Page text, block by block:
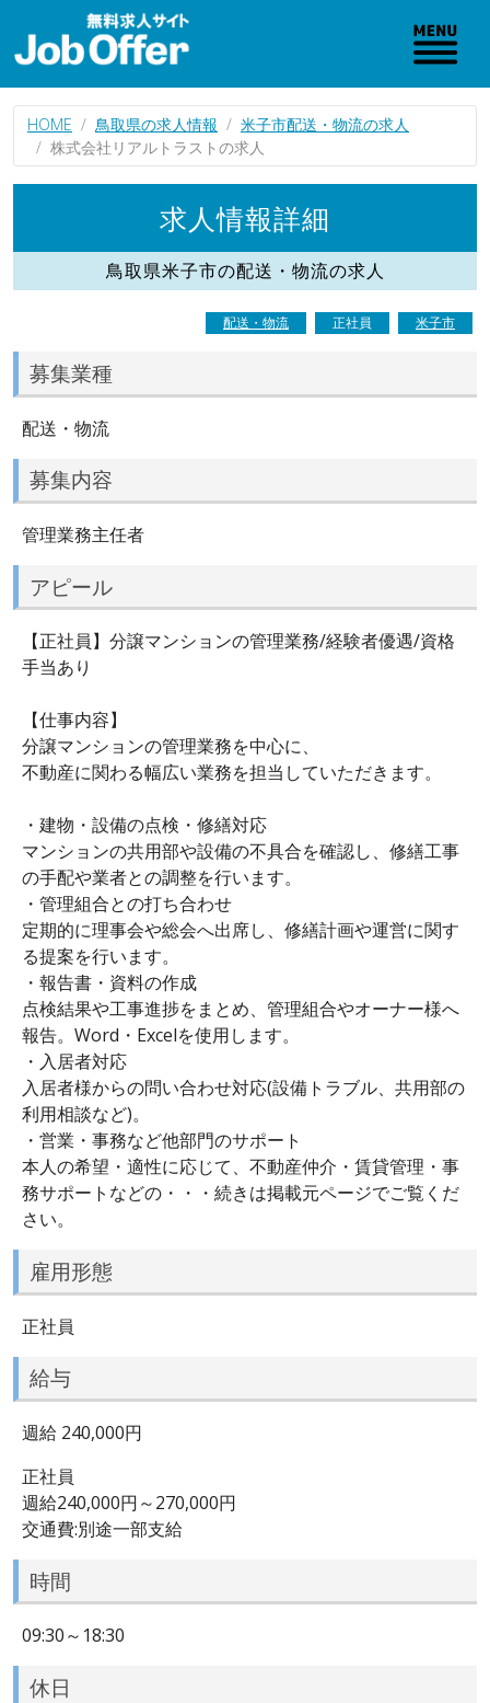
HOME 鳥取県の求人情報
米子市配送・物流の求人
株式会社リアルトラストの求人
求人情報詳細
鳥取県米子市の配送・物流の求人
配送・物流 正社員 米子市
募集業種
配送・物流
募集内容
管理業務主任者
アピール
【正社員】分譲マンションの管理業務/経験者優遇/資格
手当あり
【仕事内容】
分譲マンションの管理業務を中心に、
不動産に関わる幅広い業務を担当していただきます。
・建物・設備の点検・修繕対応
マンションの共用部や設備の不具合を確認し、修繕工事
の手配や業者との調整を行います。
・管理組合との打ち合わせ
定期的に理事会や総会へ出席し、修繕計画や運営に関す
る提案を行います。
・報告書・資料の作成
点検結果や工事進捗をまとめ、管理組合やオーナー様へ
報告。Word・Excelを使用します。
・入居者対応
入居者様からの問い合わせ対応(設備トラブル、共用部の
利用相談など)。
・営業・事務など他部門のサポート
本人の希望・適性に応じて、不動産仲介・賃貸管理・事
務サポートなどの・・・続きは掲載元ページでご覧くだ
さい。
雇用形態
正社員
給与
週給 240,000円
正社員
週給240,000円～270,000円
交通費:別途一部支給
時間
09:30～18:30
休日